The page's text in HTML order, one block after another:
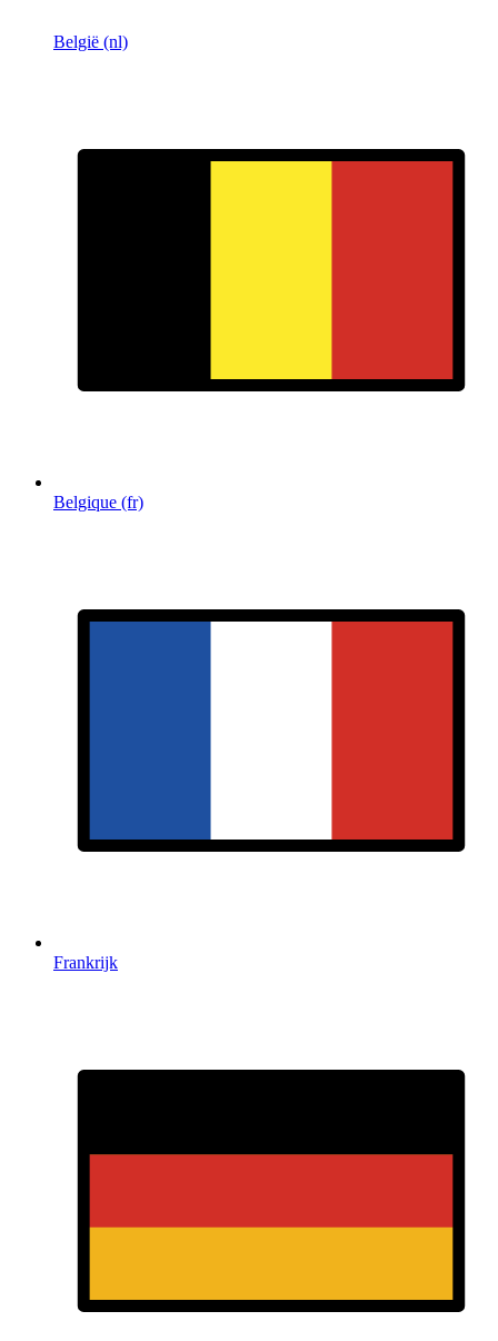
België (nl)
Belgique (fr)
Frankrijk